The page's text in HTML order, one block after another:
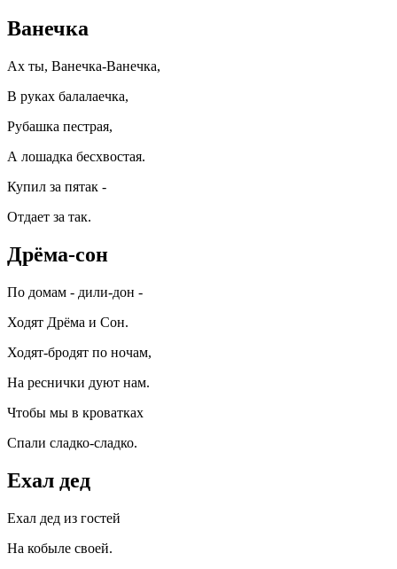
Ванечка
Ах ты, Ванечка-Ванечка,
В руках балалаечка,
Рубашка пестрая,
А лошадка бесхвостая.
Купил за пятак -
Отдает за так.
Дрёма-сон
По домам - дили-дон -
Ходят Дрёма и Сон.
Ходят-бродят по ночам,
На реснички дуют нам.
Чтобы мы в кроватках
Спали сладко-сладко.
Ехал дед
Ехал дед из гостей
На кобыле своей.